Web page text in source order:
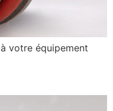
votre équipement